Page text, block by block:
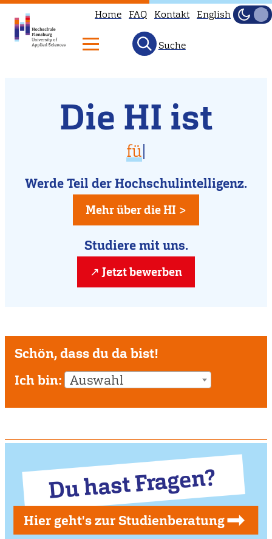
Home FAQ Kontakt English
Hell
Suche
Flensburg
Die HI ist
kreativ
für D
Werde Teil der Hochschulintelligenz.
Mehr über die HI >
Studiere mit uns.
Jetzt bewerben
Schön, dass du da bist!
Ich bin: Auswahl
Du hast Fragen?
Hier geht's zur Studienberatung